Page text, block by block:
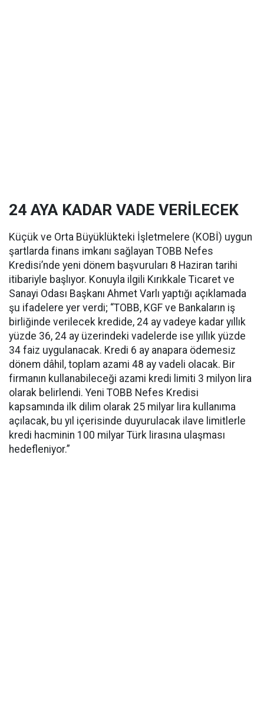
24 AYA KADAR VADE VERİLECEK
Küçük ve Orta Büyüklükteki İşletmelere (KOBİ) uygun
şartlarda finans imkanı sağlayan TOBB Nefes
Kredisi’nde yeni dönem başvuruları 8 Haziran tarihi
itibariyle başlıyor. Konuyla ilgili Kırıkkale Ticaret ve
Sanayi Odası Başkanı Ahmet Varlı yaptığı açıklamada
şu ifadelere yer verdi; “TOBB, KGF ve Bankaların iş
birliğinde verilecek kredide, 24 ay vadeye kadar yıllık
yüzde 36, 24 ay üzerindeki vadelerde ise yıllık yüzde
34 faiz uygulanacak. Kredi 6 ay anapara ödemesiz
dönem dâhil, toplam azami 48 ay vadeli olacak. Bir
firmanın kullanabileceği azami kredi limiti 3 milyon lira
olarak belirlendi. Yeni TOBB Nefes Kredisi
kapsamında ilk dilim olarak 25 milyar lira kullanıma
açılacak, bu yıl içerisinde duyurulacak ilave limitlerle
kredi hacminin 100 milyar Türk lirasına ulaşması
hedefleniyor.”